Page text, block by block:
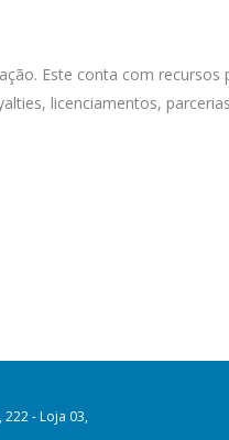
Este conta com
licenciamentos,
- Loja 03,